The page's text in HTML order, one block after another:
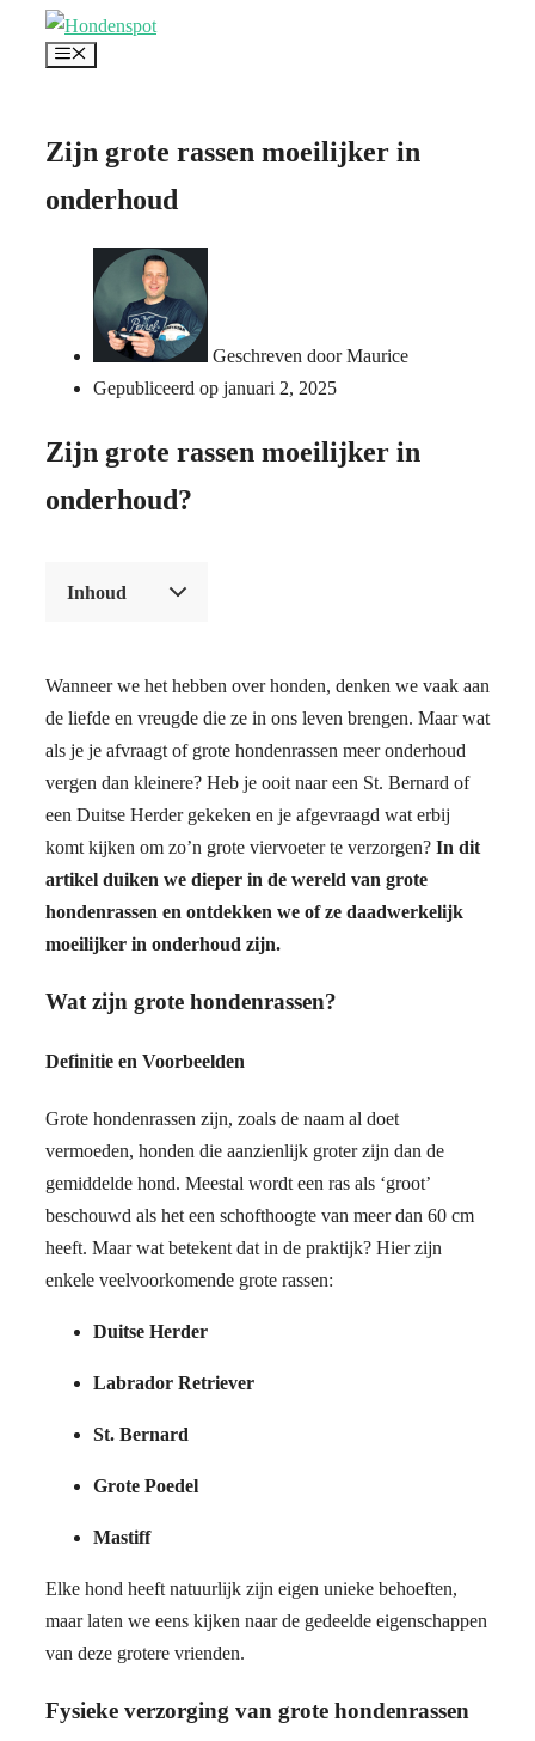
Menu
Zijn grote rassen moeilijker in
onderhoud
Geschreven doorMaurice
Gepubliceerd op januari 2, 2025
Zijn grote rassen moeilijker in
onderhoud?
Inhoud
Wanneer we het hebben over honden, denken we vaak aan
de liefde en vreugde die ze in ons leven brengen. Maar wat
als je je afvraagt of grote hondenrassen meer onderhoud
vergen dan kleinere? Heb je ooit naar een St. Bernard of
een Duitse Herder gekeken en je afgevraagd wat erbij
komt kijken om zo’n grote viervoeter te verzorgen? In dit
artikel duiken we dieper in de wereld van grote
hondenrassen en ontdekken we of ze daadwerkelijk
moeilijker in onderhoud zijn.
Wat zijn grote hondenrassen?
Definitie en Voorbeelden
Grote hondenrassen zijn, zoals de naam al doet
vermoeden, honden die aanzienlijk groter zijn dan de
gemiddelde hond. Meestal wordt een ras als ‘groot’
beschouwd als het een schofthoogte van meer dan 60 cm
heeft. Maar wat betekent dat in de praktijk? Hier zijn
enkele veelvoorkomende grote rassen:
Duitse Herder
Labrador Retriever
St. Bernard
Grote Poedel
Mastiff
Elke hond heeft natuurlijk zijn eigen unieke behoeften,
maar laten we eens kijken naar de gedeelde eigenschappen
van deze grotere vrienden.
Fysieke verzorging van grote hondenrassen